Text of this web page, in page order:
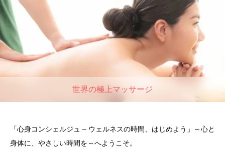
世界の極上マッサージ
「心身コンシェルジュ – ウェルネスの時間、はじめよう」～心と
身体に、やさしい時間を～へようこそ。